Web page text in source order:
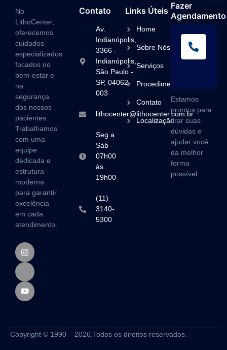
No
LithoCenter,
oferecemos
cuidados
especializados
focados no
bem-estar e
na
segurança
dos nossos
pacientes.
Trabalhamos
com uma
equipe
dedicada e
estrutura
moderna
para garantir
excelência
em cada
atendimento.
Contato
Av.
Indianópolis,
3366 -
Indianópolis,
São Paulo -
SP, 04062-
003
lithocenter@lithocenter.com.br
Seg a
Sáb -
07h00
às
19h00
(11)
3140-
5300
Links Úteis
Home
Sobre Nós
Serviços
Procedimentos
Contato
Localização
Fazer
Agendamento
Estamos
prontos para
tirar suas
dúvidas e
ajudar você
da melhor
forma
possível.
Copyright © 1990 – 2026.Todos os direitos reservados.